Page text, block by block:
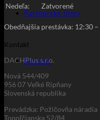
Partnerské firmy
Kontakt
Nedeľa:
Zatvorené
Obedňajšia prestávka: 12:30 –
Kontakt
DACHPlus s.r.o.
Nová 544/409
956 07 Veľké Ripňany
Slovenská republika
Prevádzka: Požičovňa náradia
Topoľčianska 52/84